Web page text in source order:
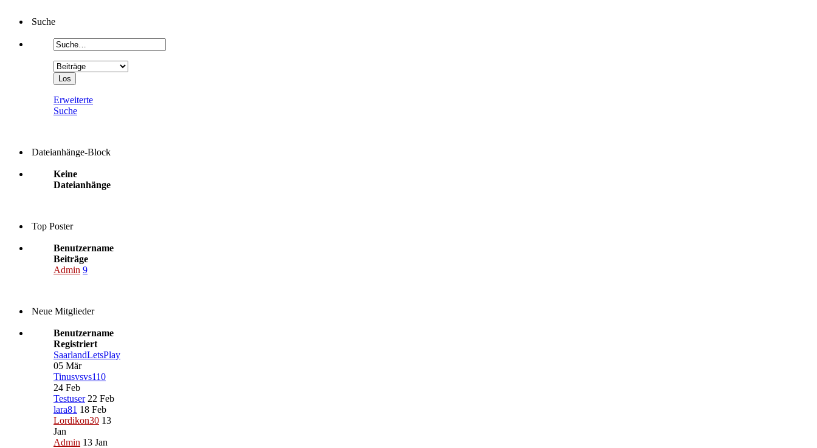
Suche
Erweiterte
Suche
Dateianhänge-Block
Keine
Dateianhänge
Top Poster
Benutzername
Beiträge
Admin 9
Neue Mitglieder
Benutzername
Registriert
SaarlandLetsPlay
05 Mär
Tinusvsvs110
24 Feb
Testuser 22 Feb
lara81 18 Feb
Lordikon30 13
Jan
Admin 13 Jan